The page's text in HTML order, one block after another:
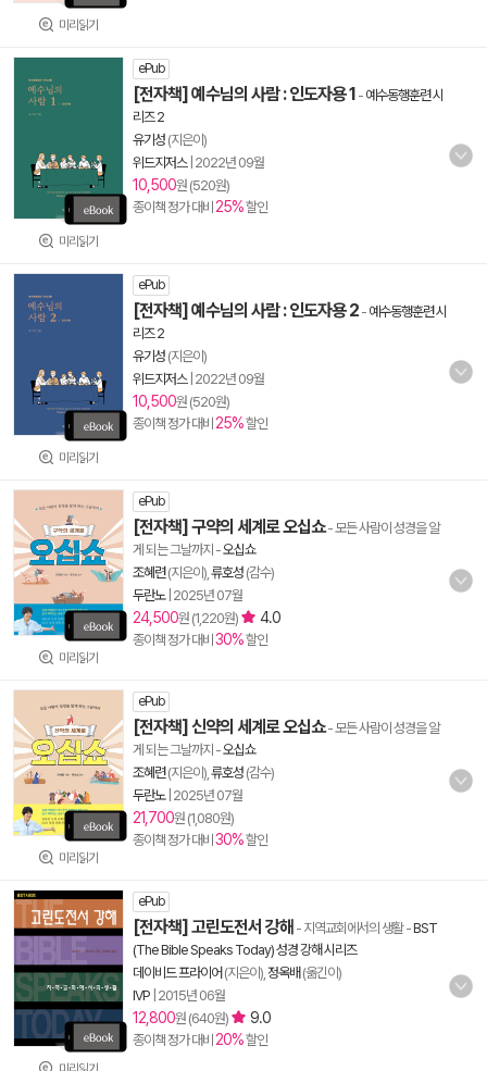
미리읽기
미리읽기
ePub
[전자책] 예수님의 사람 : 인도자용 1 - 예수동행훈련 시
리즈 2
유기성 (지은이)
위드지저스| 2022년 09월
10,500원 (520원)
종이책 정가 대비 25%할인
미리읽기
ePub
[전자책] 예수님의 사람 : 인도자용 2 - 예수동행훈련 시
리즈 2
유기성 (지은이)
위드지저스| 2022년 09월
10,500원 (520원)
종이책 정가 대비 25%할인
미리읽기
ePub
[전자책] 구약의 세계로 오십쇼- 모든 사람이 성경을 알
게 되는 그날까지 -오십쇼
조혜련(지은이), 류호성 (감수)
두란노| 2025년 07월
24,500원 (1,220원) 4.0
종이책 정가 대비 30%할인
미리읽기
ePub
[전자책] 신약의 세계로 오십쇼- 모든 사람이 성경을 알
게 되는 그날까지 -오십쇼
조혜련(지은이), 류호성 (감수)
두란노| 2025년 07월
21,700원 (1,080원)
종이책 정가 대비 30%할인
ePub
[전자책] 고린도전서 강해 - 지역교회에서의 생활-BST
(The Bible Speaks Today) 성경 강해 시리즈
데이비드 프라이어 (지은이), 정옥배 (옮긴이)
IVP 2015년 06월
12,800원 (640원) 9.0
종이책 정가 대비 20%할인